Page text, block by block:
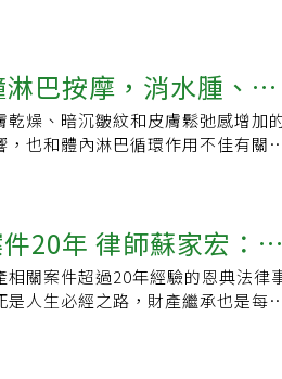
巴按摩，消水腫、促
燥、暗沉皺紋和皮膚鬆弛感增加
也和體內淋巴循環作用不佳有關
20年 律師蘇家宏：別
關案件超過20年經驗的恩典法律
人生必經之路，財產繼承也是每